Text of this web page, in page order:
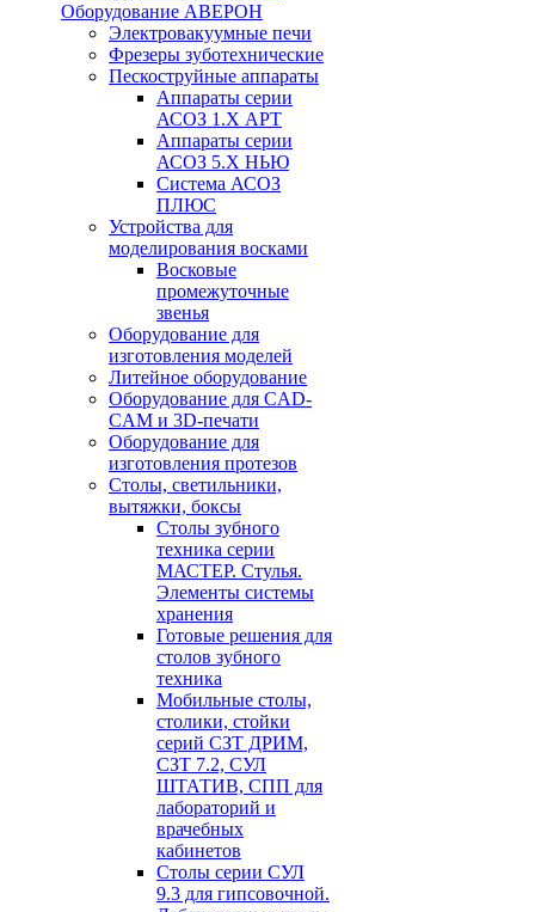
Оборудование АВЕРОН
Электровакуумные печи
Фрезеры зуботехнические
Пескоструйные аппараты
Аппараты серии
АСОЗ 1.Х АРТ
Аппараты серии
АСОЗ 5.Х НЬЮ
Система АСОЗ
ПЛЮС
Устройства для
моделирования восками
Восковые
промежуточные
звенья
Оборудование для
изготовления моделей
Литейное оборудование
Оборудование для CAD-
CAM и 3D-печати
Оборудование для
изготовления протезов
Cтолы, светильники,
вытяжки, боксы
Столы зубного
техника серии
МАСТЕР. Стулья.
Элементы системы
хранения
Готовые решения для
столов зубного
техника
Мобильные столы,
столики, стойки
серий СЗТ ДРИМ,
СЗТ 7.2, СУЛ
ШТАТИВ, СПП для
лабораторий и
врачебных
кабинетов
Столы серии СУЛ
9.3 для гипсовочной.